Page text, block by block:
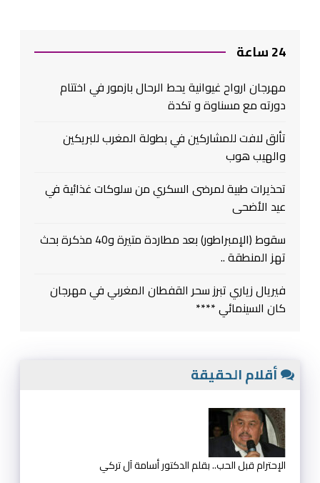
24 ساعة
مهرجان ارواح غيوانية يحط الرحال بازمور في اختتام
دورته مع مسناوة و تكدة
تألق لافت للمشاركين في بطولة المغرب للبريكين
والهيب هوب
تحذيرات طبية لمرضى السكري من سلوكات غذائية في
عيد الأضحى
سقوط (الإمبراطور) بعد مطاردة متيرة و40 مذكرة بحث
تهز المنطقة ..
فيريال زياري تبرز سحر القفطان المغربي في مهرجان
كان السينمائي ****
أقلام الحقيقة
الإحترام قبل الحب.. بقلم الدكتور أسامة آل تركي